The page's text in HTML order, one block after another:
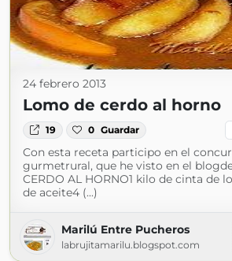
24 febrero 2013
Lomo de cerdo al horno
19 0 Guardar
Con esta receta participo en el
gurmetrural, que he visto en el
CERDO AL HORNO1 kilo de cinta de
de aceite4 (...)
Marilú Entre Pucheros
labrujitamarilu.blogspot.com